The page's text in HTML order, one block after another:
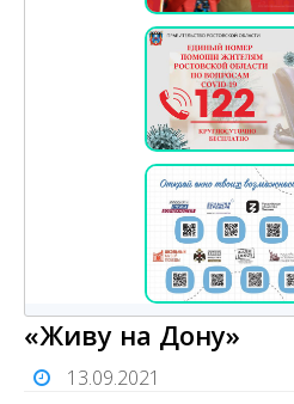
«Живу на Дону»
13.09.2021